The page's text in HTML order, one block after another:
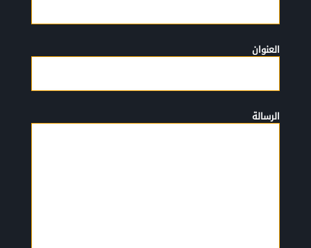
العنوان
الرسالة